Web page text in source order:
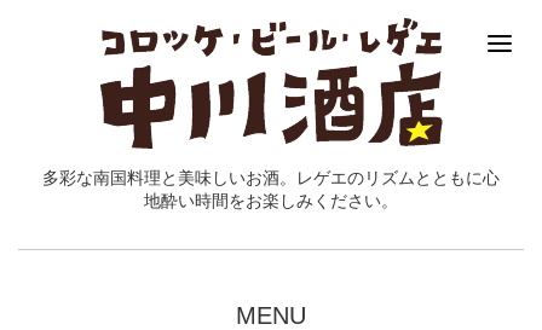
多彩な南国料理と美味しいお酒。レゲエのリズムとともに心
地酔い時間をお楽しみください。
MENU